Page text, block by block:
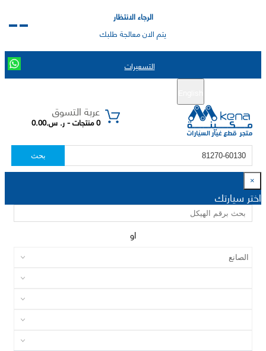
الرجاء الانتظار
يتم الان معالجة طلبك
التسعيرات
عربة التسوق
0 منتجات - ر. س.0.00
بحث
×
اختر سيارتك
او